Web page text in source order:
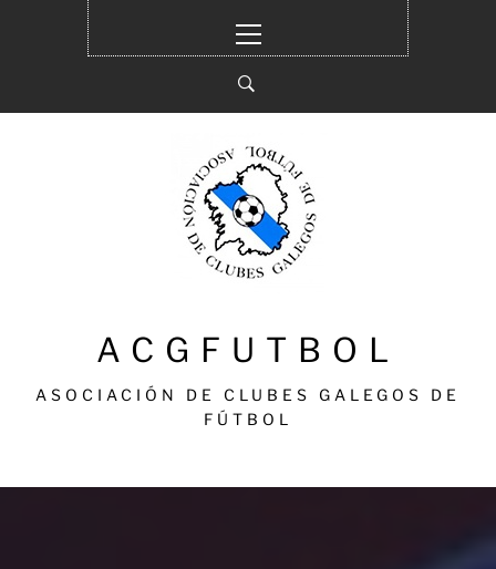
principal
ACGFUTBOL
ASOCIACIÓN DE CLUBES GALEGOS DE
FÚTBOL